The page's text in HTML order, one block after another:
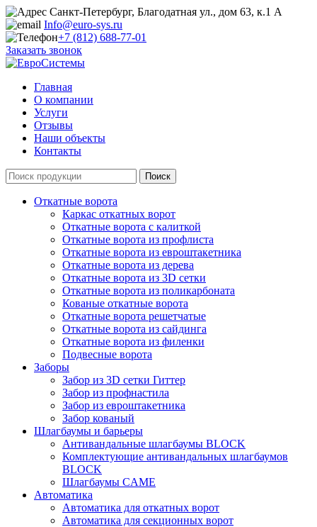
Санкт-Петербург, Благодатная ул., дом 63, к.1 А
Info@euro-sys.ru
+7 (812) 688-77-01
Заказать звонок
Главная
О компании
Услуги
Отзывы
Наши объекты
Контакты
Откатные ворота
Каркас откатных ворот
Откатные ворота с калиткой
Откатные ворота из профлиста
Откатные ворота из евроштакетника
Откатные ворота из дерева
Откатные ворота из 3D сетки
Откатные ворота из поликарбоната
Кованые откатные ворота
Откатные ворота решетчатые
Откатные ворота из сайдинга
Откатные ворота из филенки
Подвесные ворота
Заборы
Забор из 3D сетки Гиттер
Забор из профнастила
Забор из евроштакетника
Забор кованый
Шлагбаумы и барьеры
Антивандальные шлагбаумы BLOCK
Комплектующие антивандальных шлагбаумов
BLOCK
Шлагбаумы CAME
Автоматика
Автоматика для откатных ворот
Автоматика для секционных ворот